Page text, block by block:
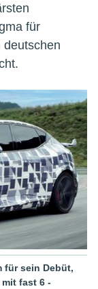
für
deutschen
für sein Debüt,
fast 6 -